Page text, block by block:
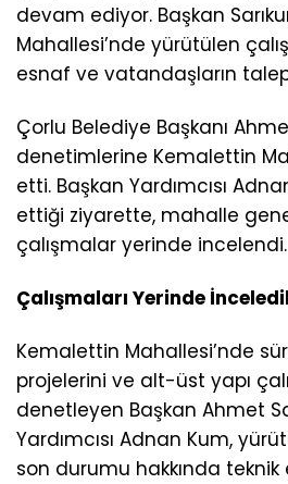
devam ediyor. Başkan
Mahallesi’nde yürütülen
esnaf ve vatandaşların
Çorlu Belediye Başkanı
denetimlerine Kemalettin
etti. Başkan Yardımcısı
ettiği ziyarette, mahalle
çalışmalar yerinde incelendi.
Çalışmaları Yerinde
Kemalettin Mahallesi’nde
projelerini ve alt-üst yapı
denetleyen Başkan Ahmet
Yardımcısı Adnan Kum,
son durumu hakkında teknik